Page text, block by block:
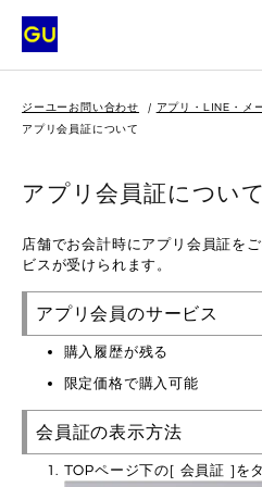
ジーユーお問い合わせ アプリ・LINE・メ
アプリ会員証について
アプリ会員証について
店舗でお会計時にアプリ会員証を
ビスが受けられます。
アプリ会員のサービス
購入履歴が残る
限定価格で購入可能
会員証の表示方法
TOPページ下の[ 会員証 ]を